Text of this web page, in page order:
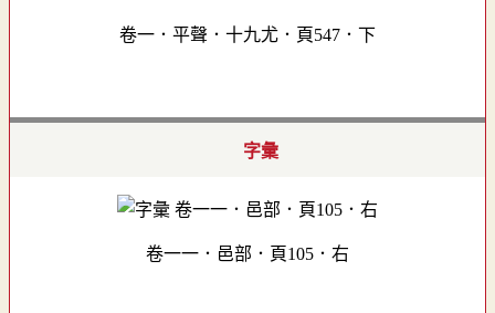
卷一．平聲．十九尤．頁547．下
字彙
卷一一．邑部．頁105．右